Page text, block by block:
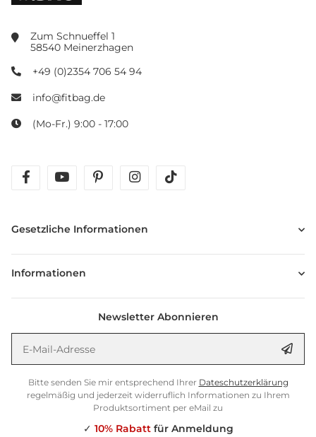
Zum Schnueffel 1
58540 Meinerzhagen
+49 (0)2354 706 54 94
info@fitbag.de
(Mo-Fr.) 9:00 - 17:00
facebookyoutubepinterestinstagram
Gesetzliche Informationen
Informationen
Newsletter Abonnieren
Bitte senden Sie mir entsprechend Ihrer Dateschutzerklärung
regelmäßig und jederzeit widerruflich Informationen zu Ihrem
Produktsortiment per eMail zu
✓ 10% Rabattfür Anmeldung